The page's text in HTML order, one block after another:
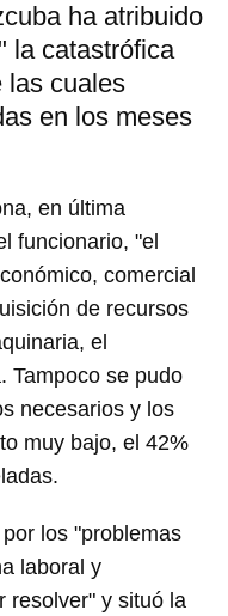
ha atribuido
la catastrófica
las cuales
en los meses
en última
funcionario, "el
comercial
de recursos
el
Tampoco se pudo
necesarios y los
muy bajo, el 42%
los "problemas
laboral y
resolver" y situó la